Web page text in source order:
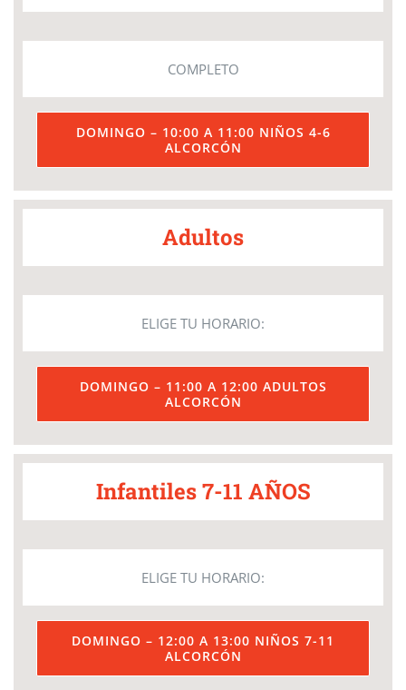
COMPLETO
DOMINGO – 10:00 A 11:00 NIÑOS 4-6
ALCORCÓN
Adultos
ELIGE TU HORARIO:
DOMINGO – 11:00 A 12:00 ADULTOS
ALCORCÓN
Infantiles 7-11 AÑOS
ELIGE TU HORARIO:
DOMINGO – 12:00 A 13:00 NIÑOS 7-11
ALCORCÓN